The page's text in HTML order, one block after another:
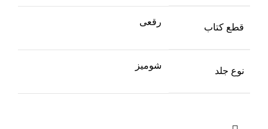
قطع کتاب
رقعی
نوع جلد
شومیز